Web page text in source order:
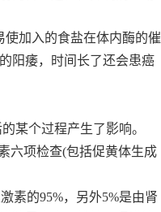
加入的食盐在体内酶的催
阳痿，时间长了还会患癌
某个过程产生了影响。
六项检查(包括促黄体生成
素的95%，另外5%是由肾